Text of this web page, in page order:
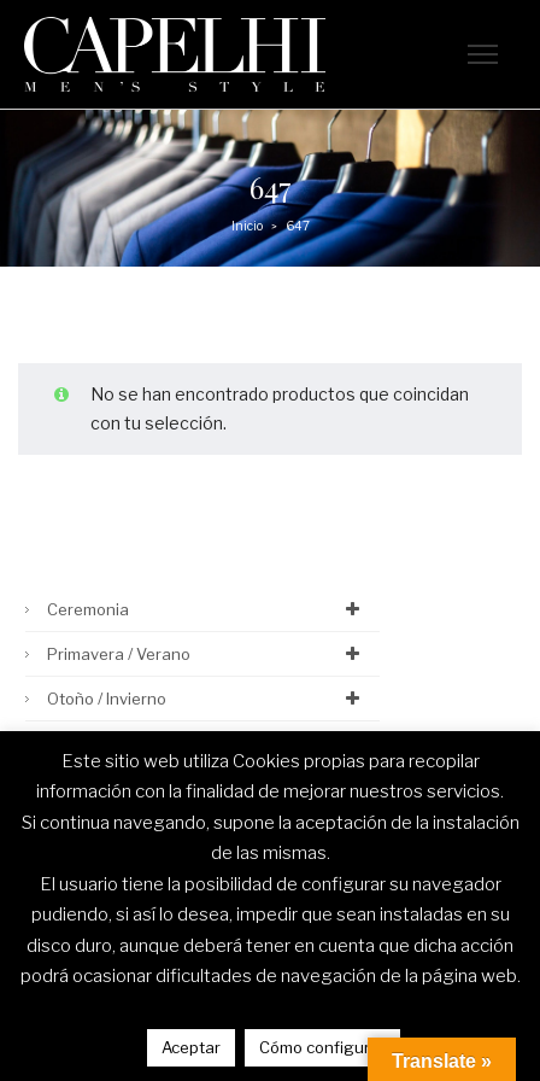
647
Inicio > 647
No se han encontrado productos que coincidan
con tu selección.
Ceremonia
Primavera / Verano
Otoño / Invierno
© Capelhi 2020. Todos los derechos reservados.
Este sitio web utiliza Cookies propias para recopilar
información con la finalidad de mejorar nuestros servicios.
Si continua navegando, supone la aceptación de la instalación
de las mismas.
El usuario tiene la posibilidad de configurar su navegador
pudiendo, si así lo desea, impedir que sean instaladas en su
disco duro, aunque deberá tener en cuenta que dicha acción
podrá ocasionar dificultades de navegación de la página web.
Aceptar Cómo configurar
Translate »